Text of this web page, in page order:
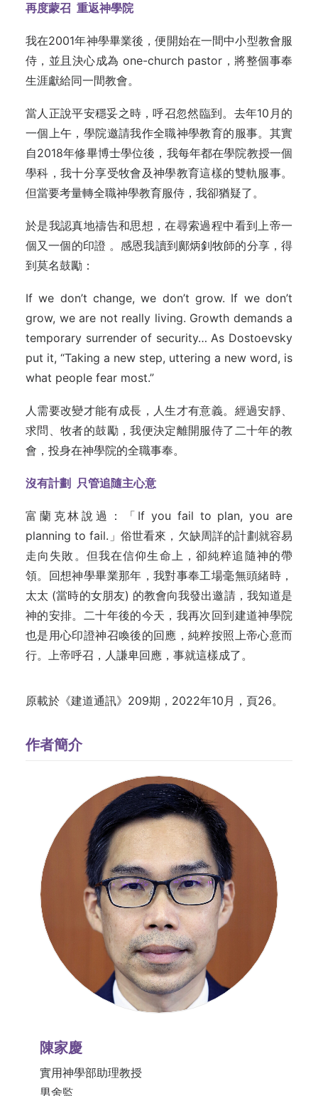
再度蒙召 重返神學院
我在2001年神學畢業後，便開始在一間中小型教會服
侍，並且決心成為 one-church pastor，將整個事奉
生涯獻給同一間教會。
當人正說平安穩妥之時，呼召忽然臨到。去年10月的
一個上午，學院邀請我作全職神學教育的服事。其實
自2018年修畢博士學位後，我每年都在學院教授一個
學科，我十分享受牧會及神學教育這樣的雙軌服事。
但當要考量轉全職神學教育服侍，我卻猶疑了。
於是我認真地禱告和思想，在尋索過程中看到上帝一
個又一個的印證 。感恩我讀到鄺炳釗牧師的分享，得
到莫名鼓勵：
If we don’t change, we don’t grow. If we don’t
grow, we are not really living. Growth demands a
temporary surrender of security… As Dostoevsky
put it, “Taking a new step, uttering a new word, is
what people fear most.”
人需要改變才能有成長，人生才有意義。經過安靜、
求問、牧者的鼓勵，我便決定離開服侍了二十年的教
會，投身在神學院的全職事奉。
沒有計劃 只管追隨主心意
富蘭克林說過：「 If you fail to plan, you are
planning to fail.」俗世看來，欠缺周詳的計劃就容易
走向失敗。但我在信仰生命上，卻純粹追隨神的帶
領。回想神學畢業那年，我對事奉工場毫無頭緒時，
太太 (當時的女朋友) 的教會向我發出邀請，我知道是
神的安排。二十年後的今天，我再次回到建道神學院
也是用心印證神召喚後的回應，純粹按照上帝心意而
行。上帝呼召，人謙卑回應，事就這樣成了。
原載於《建道通訊》209期，2022年10月，頁26。
作者簡介
陳家慶
實用神學部助理教授
男舍監